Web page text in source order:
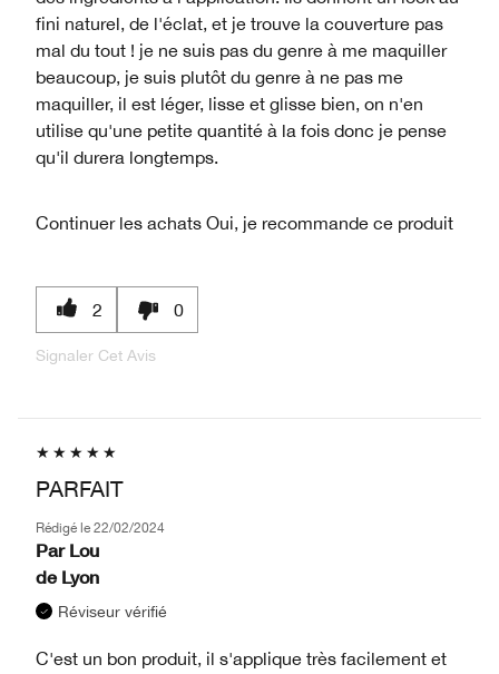
fini naturel, de l'éclat, et je trouve la couverture pas
mal du tout ! je ne suis pas du genre à me maquiller
beaucoup, je suis plutôt du genre à ne pas me
maquiller, il est léger, lisse et glisse bien, on n'en
utilise qu'une petite quantité à la fois donc je pense
qu'il durera longtemps.
Continuer les achats Oui, je recommande ce produit
2 0
Signaler Cet Avis
PARFAIT
Rédigé le 22/02/2024
Par Lou
de Lyon
Réviseur vérifié
C'est un bon produit, il s'applique très facilement et